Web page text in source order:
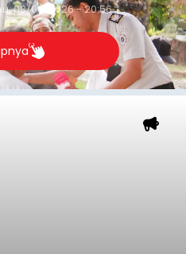
08/06/2026 - 20:56